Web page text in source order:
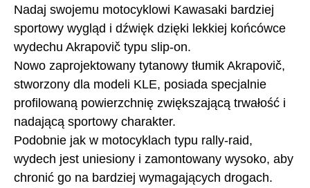
Nadaj swojemu motocyklowi Kawasaki bardziej
sportowy wygląd i dźwięk dzięki lekkiej końcówce
wydechu Akrapovič typu slip-on.
Nowo zaprojektowany tytanowy tłumik Akrapovič,
stworzony dla modeli KLE, posiada specjalnie
profilowaną powierzchnię zwiększającą trwałość i
nadającą sportowy charakter.
Podobnie jak w motocyklach typu rally-raid,
wydech jest uniesiony i zamontowany wysoko, aby
chronić go na bardziej wymagających drogach.